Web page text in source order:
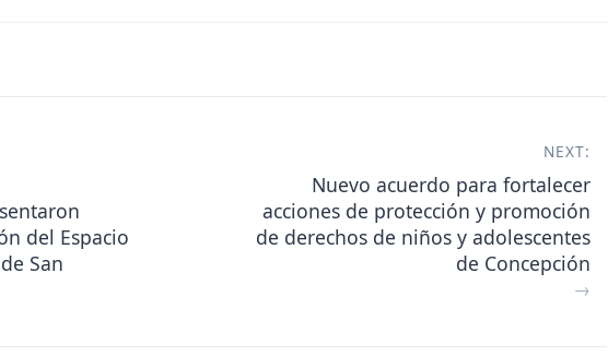
del Espacio
San
NEXT:
Nuevo acuerdo para fortalecer
acciones de protección y promoción
de derechos de niños y adolescentes
de Concepción